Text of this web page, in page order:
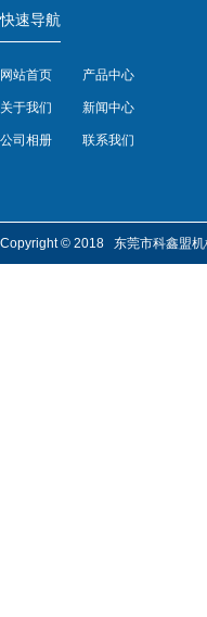
快速导航
网站首页 产品中心
关于我们 新闻中心
公司相册 联系我们
Copyright © 2018 东莞市科鑫盟机